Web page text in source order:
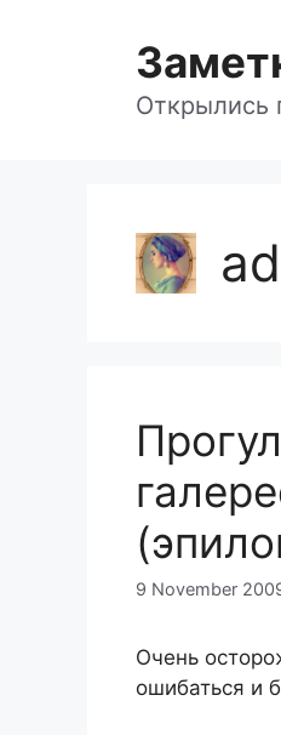
Открылись
9 November
Очень
ошибаться и